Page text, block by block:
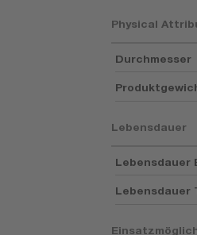
Physical
Durchmesser
Lebensdauer
Lebensdauer
Lebensdauer